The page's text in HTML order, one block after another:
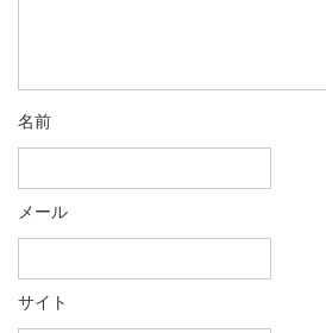
名前
メール
サイト